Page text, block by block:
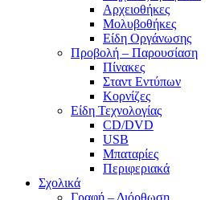
Αρχειοθήκες
Μολυβοθήκες
Είδη Οργάνωσης
Προβολή – Παρουσίαση
Πίνακες
Σταντ Εντύπων
Κορνίζες
Είδη Τεχνολογίας
CD/DVD
USB
Μπαταρίες
Περιφεριακά
Σχολικά
Γραφή – Διόρθωση